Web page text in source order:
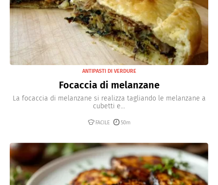
ANTIPASTI DI VERDURE
Focaccia di melanzane
La focaccia di melanzane si realizza tagliando le melanzane a
cubetti e...
FACILE 50m